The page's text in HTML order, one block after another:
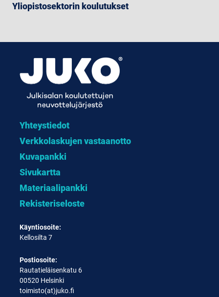
Yliopistosektorin koulutukset
Yhteystiedot
Verkkolaskujen vastaanotto
Kuvapankki
Sivukartta
Materiaalipankki
Rekisteriseloste
Käyntiosoite:
Kellosilta 7
Postiosoite:
Rautatieläisenkatu 6
00520 Helsinki
toimisto(at)juko.fi